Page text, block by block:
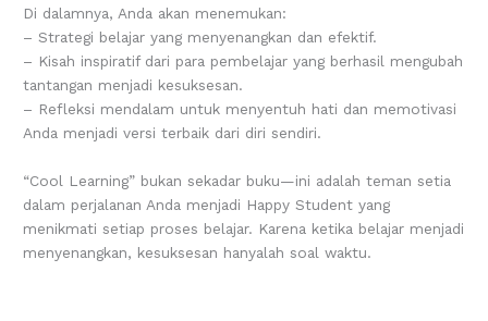
Di dalamnya, Anda akan menemukan:
– Strategi belajar yang menyenangkan dan efektif.
– Kisah inspiratif dari para pembelajar yang berhasil mengubah
tantangan menjadi kesuksesan.
– Refleksi mendalam untuk menyentuh hati dan memotivasi
Anda menjadi versi terbaik dari diri sendiri.
“Cool Learning” bukan sekadar buku—ini adalah teman setia
dalam perjalanan Anda menjadi Happy Student yang
menikmati setiap proses belajar. Karena ketika belajar menjadi
menyenangkan, kesuksesan hanyalah soal waktu.